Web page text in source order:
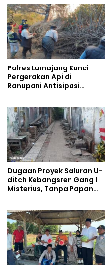
Polres Lumajang Kunci
Pergerakan Api di
Ranupani Antisipasi
Dugaan Proyek Saluran U-
ditch Kebangsren Gang I
Misterius, Tanpa Papan